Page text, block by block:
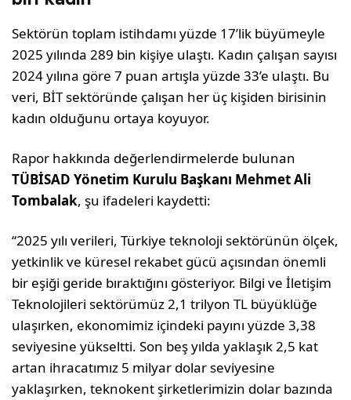
Sektörün toplam istihdamı yüzde 17’lik büyümeyle
2025 yılında 289 bin kişiye ulaştı. Kadın çalışan sayısı
2024 yılına göre 7 puan artışla yüzde 33’e ulaştı. Bu
veri, BİT sektöründe çalışan her üç kişiden birisinin
kadın olduğunu ortaya koyuyor.
Rapor hakkında değerlendirmelerde bulunan
TÜBİSAD Yönetim Kurulu Başkanı Mehmet Ali
Tombalak, şu ifadeleri kaydetti:
“2025 yılı verileri, Türkiye teknoloji sektörünün ölçek,
yetkinlik ve küresel rekabet gücü açısından önemli
bir eşiği geride bıraktığını gösteriyor. Bilgi ve İletişim
Teknolojileri sektörümüz 2,1 trilyon TL büyüklüğe
ulaşırken, ekonomimiz içindeki payını yüzde 3,38
seviyesine yükseltti. Son beş yılda yaklaşık 2,5 kat
artan ihracatımız 5 milyar dolar seviyesine
yaklaşırken, teknokent şirketlerimizin dolar bazında